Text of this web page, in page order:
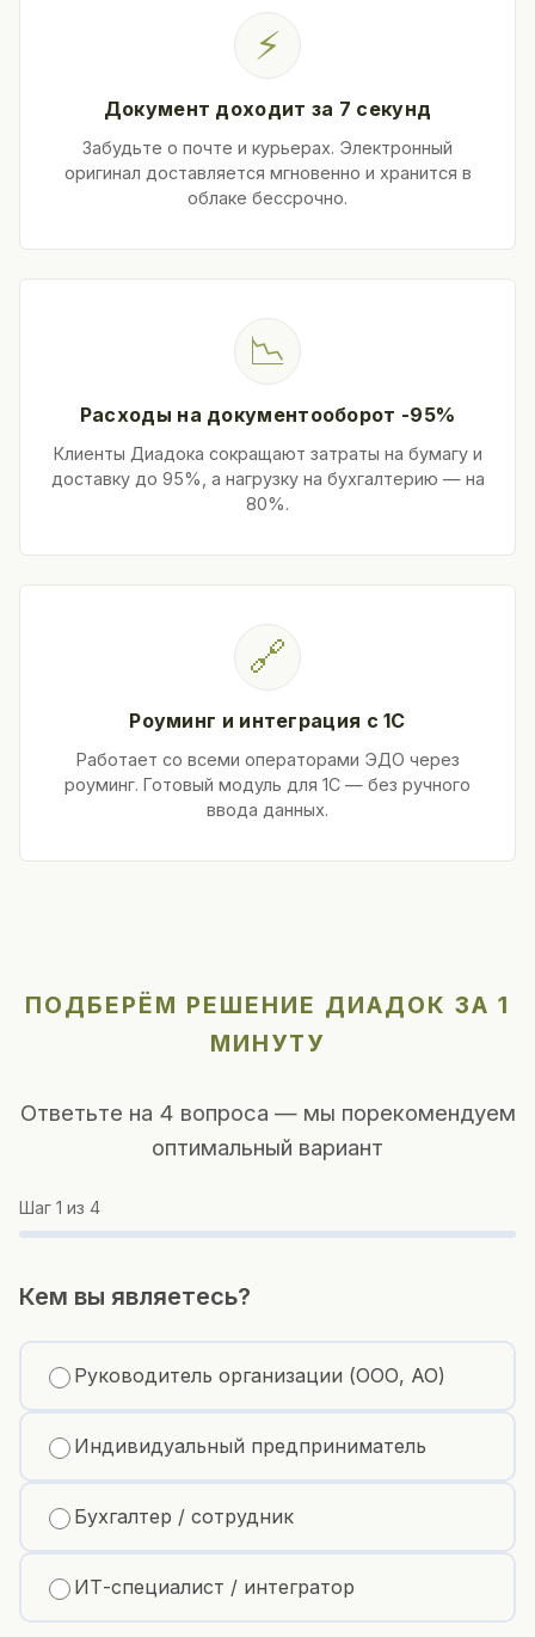
⚡
Документ доходит за 7 секунд
Забудьте о почте и курьерах. Электронный
оригинал доставляется мгновенно и хранится в
облаке бессрочно.
📉
Расходы на документооборот -95%
Клиенты Диадока сокращают затраты на бумагу и
доставку до 95%, а нагрузку на бухгалтерию — на
80%.
🔗
Роуминг и интеграция с 1С
Работает со всеми операторами ЭДО через
роуминг. Готовый модуль для 1С — без ручного
ввода данных.
ПОДБЕРЁМ РЕШЕНИЕ ДИАДОК ЗА 1
МИНУТУ
Ответьте на 4 вопроса — мы порекомендуем
оптимальный вариант
Шаг 1 из 4
Кем вы являетесь?
Руководитель организации (ООО, АО)
Индивидуальный предприниматель
Бухгалтер / сотрудник
ИТ-специалист / интегратор